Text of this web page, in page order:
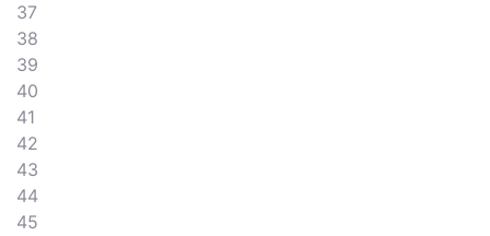
37
38
39
40
41
42
43
44
45